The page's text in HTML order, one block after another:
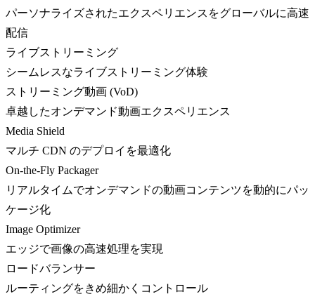
パーソナライズされたエクスペリエンスをグローバルに高速
配信
ライブストリーミング
シームレスなライブストリーミング体験
ストリーミング動画 (VoD)
卓越したオンデマンド動画エクスペリエンス
Media Shield
マルチ CDN のデプロイを最適化
On-the-Fly Packager
リアルタイムでオンデマンドの動画コンテンツを動的にパッ
ケージ化
Image Optimizer
エッジで画像の高速処理を実現
ロードバランサー
ルーティングをきめ細かくコントロール